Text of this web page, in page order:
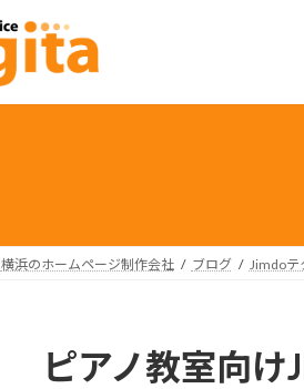
横浜のホームページ制作会社 ブログ Jimdoテ
ピアノ教室向